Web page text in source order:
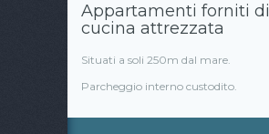
Appartamenti forniti di
cucina attrezzata
Situati a soli 250m dal mare.
Parcheggio interno custodito.